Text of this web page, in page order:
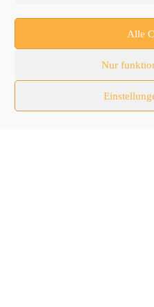
Alle
Nur
Nutzfahrzeuge
RATL 2025 | RecyclingAKTIV &